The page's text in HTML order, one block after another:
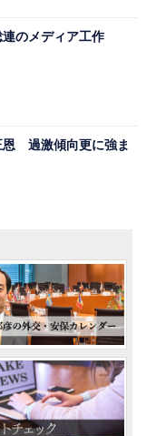
のメディア工作
恩 過激傾向更に強ま